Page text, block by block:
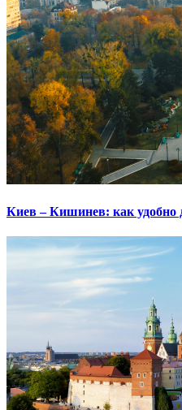
Киев – Кишинев: как удобно